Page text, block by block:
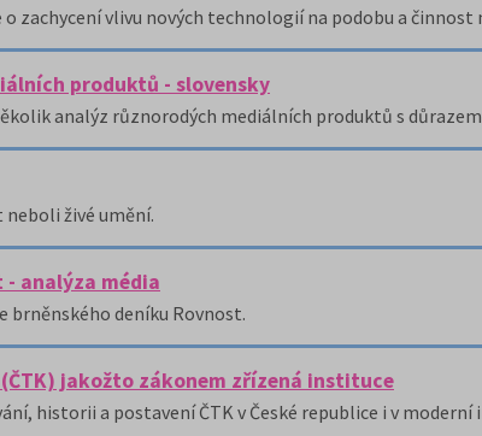
zachycení vlivu nových technologií na podobu a činnost
produktů - slovensky
analýz různorodých mediálních produktů s
neboli živé umění.
- analýza média
brněnského deníku Rovnost.
jakožto zákonem zřízená instituce
historii a postavení ČTK v České republice i v